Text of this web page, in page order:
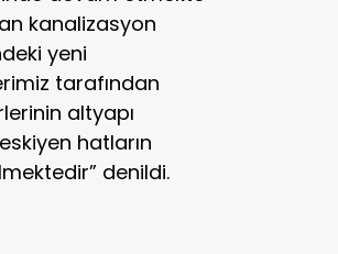
kanalizasyon
yeni
tarafından
altyapı
hatların
denildi.